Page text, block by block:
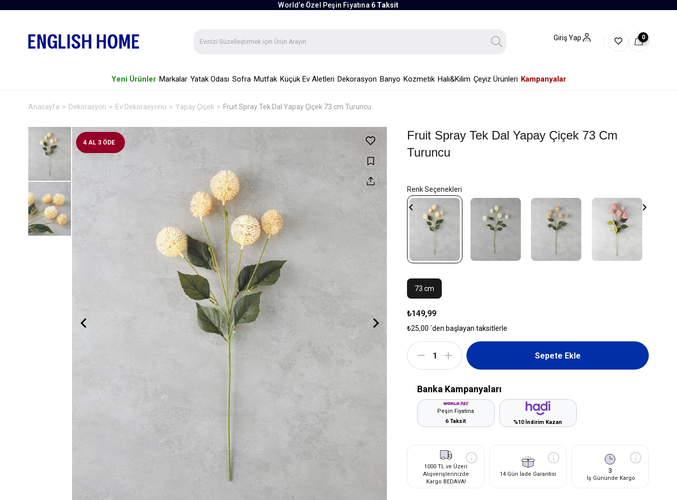
World’e Özel Peşin Fiyatına 6 Taksit
Giriş Yap 0
Yeni Ürünler Markalar Yatak Odası Sofra Mutfak Küçük Ev Aletleri Dekorasyon Banyo Kozmetik Halı&Kilim Çeyiz Ürünleri Kampanyalar
Anasayfa Dekorasyon Ev Dekorasyonu Yapay Çiçek Fruit Spray Tek Dal Yapay Çiçek 73 cm Turuncu
4 AL 3 ÖDE
Fruit Spray Tek Dal Yapay Çiçek 73 Cm
Turuncu
73 cm
₺149,99
₺25,00 `den başlayan taksitlerle
Banka Kampanyaları
Peşin Fiyatına
6 Taksit
%10 İndirim Kazan
1000 TL ve Üzeri
Alışverişlerinizde
Kargo BEDAVA!
14 Gün İade Garantisi 3
İş Gününde Kargo